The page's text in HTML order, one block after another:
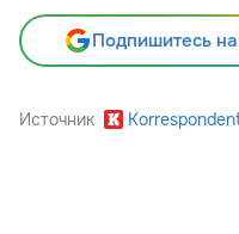
Подпишитесь
Источник